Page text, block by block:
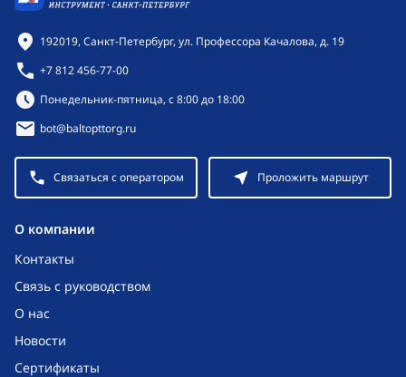
O компании
Контакты
Связь с руководством
О нас
Новости
Сертификаты
Контактная информация
192019, Санкт-Петербург, ул. Профессора Качалова, д. 19
+7 812 456-77-00
Режим работы:
Понедельник-пятница, с 8:00 до 18:00
bot@baltopttorg.ru
Связаться с оператором Проложить маршрут